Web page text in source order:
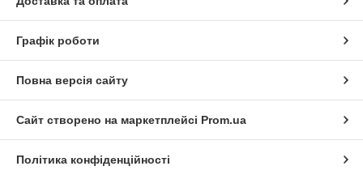
Графік роботи
Повна версія сайту
Сайт створено на маркетплейсі Prom.ua
Політика конфіденційності